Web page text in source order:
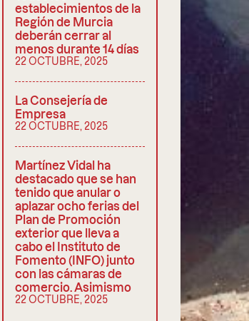
establecimientos de la
Región de Murcia
deberán cerrar al
menos durante 14 días
22 OCTUBRE, 2025
La Consejería de
Empresa
22 OCTUBRE, 2025
Martínez Vidal ha
destacado que se han
tenido que anular o
aplazar ocho ferias del
Plan de Promoción
exterior que lleva a
cabo el Instituto de
Fomento (INFO) junto
con las cámaras de
comercio. Asimismo
22 OCTUBRE, 2025